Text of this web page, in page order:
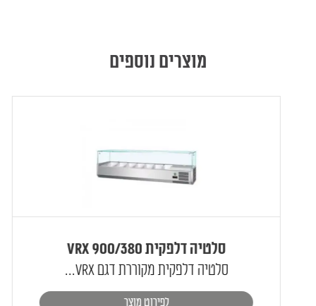
מוצרים נוספים
סלטיה דלפקית VRX 900/380
סלטיה דלפקית מקוררת דגם VRX...
לפירוט מוצר